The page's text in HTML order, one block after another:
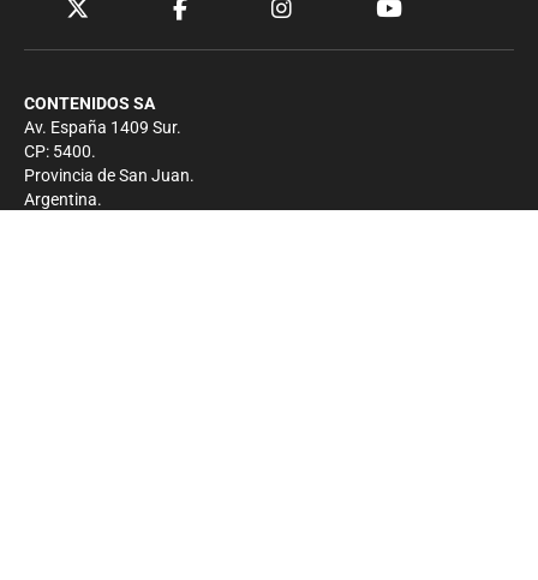
CONTENIDOS SA
Av. España 1409 Sur.
CP: 5400.
Provincia de San Juan.
Argentina.